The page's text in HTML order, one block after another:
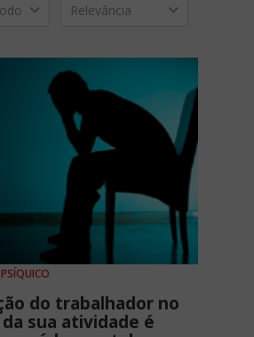
Relevância
do trabalhador no
sua atividade é